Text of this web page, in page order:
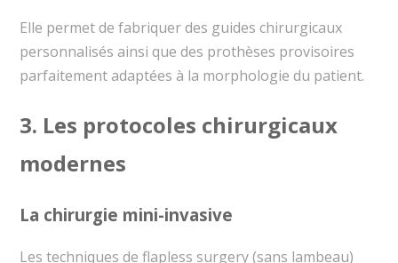
Elle permet de fabriquer des guides chirurgicaux
personnalisés ainsi que des prothèses provisoires
parfaitement adaptées à la morphologie du patient.
3. Les protocoles chirurgicaux
modernes
La chirurgie mini-invasive
Les techniques de flapless surgery (sans lambeau)